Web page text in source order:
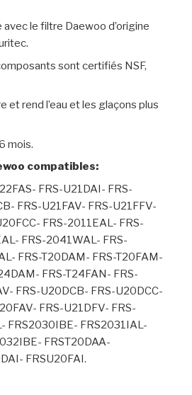
le filtre Daewoo d’origine
sont certifiés NSF,
et rend l’eau et les glaçons plus
mois.
compatibles:
FRS-U21DAI- FRS-
FRS-U21FAV- FRS-U21FFV-
FRS-2011EAL- FRS-
FRS-2041WAL- FRS-
FRS-T20DAM- FRS-T20FAM-
FRS-T24FAN- FRS-
FRS-U20DCB- FRS-U20DCC-
FRS-U21DFV- FRS-
FRS2030IBE- FRS2031IAL-
FRST20DAA-
FRSU20FAI.